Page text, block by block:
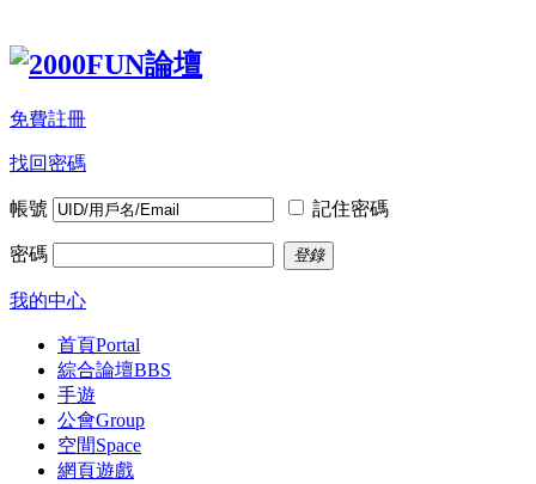
免費註冊
找回密碼
帳號 記住密碼
密碼 登錄
我的中心
首頁Portal
綜合論壇BBS
手遊
公會Group
空間Space
網頁遊戲